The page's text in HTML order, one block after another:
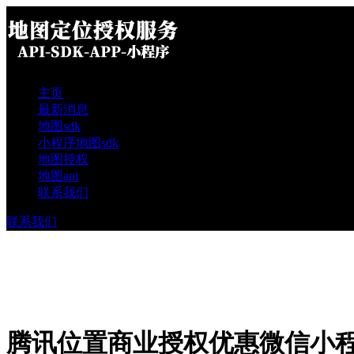
主页
最新消息
地图sdk
小程序地图sdk
地图授权
地图api
联系我们
联系我们
腾讯位置商业授权优惠微信小